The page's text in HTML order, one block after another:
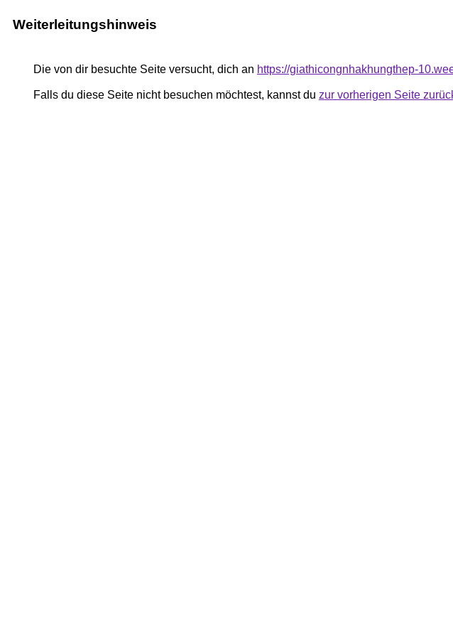
Weiterleitungshinweis
Die von dir besuchte Seite versucht, dich an https://giathicongnhakhungthep-
Falls du diese Seite nicht besuchen möchtest, kannst du zur vorherigen Seite